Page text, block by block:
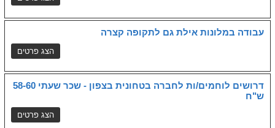
עבודה במלונות אילת גם לתקופה קצרה
דרושים לוחמים/ות לחברה בטחונית בצפון - שכר שעתי 58-60
ש"ח